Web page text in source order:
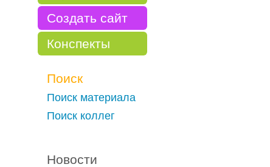
Создать сайт
Конспекты
Поиск
Поиск материала
Поиск коллег
Новости